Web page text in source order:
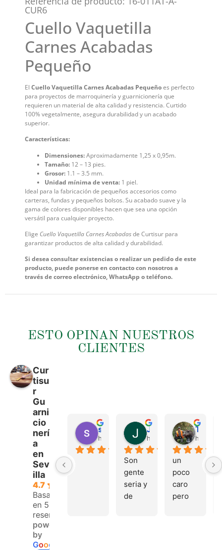
CUR6
Cuello Vaquetilla
Carnes Acabadas
Pequeño
El Cuello Vaquetilla Carnes Acabadas Pequeñoes perfecto
para proyectos de marroquinería y guarnicionería que
requieren un material de alta calidad y resistencia. Curtido
100% vegetalmente, asegura durabilidad y un acabado
superior.
Características:
Dimensiones:Aproximadamente 1,25 x 0,95m.
Tamaño: 12 – 13 pies.
Grosor: 1.1 – 3.5 mm.
Unidad mínima de venta: 1 piel.
Ideal para la fabricación de pequeños accesorios como
carteras, fundas y pequeños bolsos. Su acabado suave y la
gama de colores disponibles hacen que sea una opción
versátil para cualquier proyecto.
Elige Cuello Vaquetilla Carnes Acabadasde Curtisur para
garantizar productos de alta calidad y durabilidad.
Si desea consultar existencias o realizar un pedido de este
producto, puede ponerse en contacto con nosotros a
través de correo electrónico, WhatsApp o teléfono.
ESTO OPINAN NUESTROS
CLIENTES
Cur
tisu
r
Gu
arni
cio
nerí
a
en
Sev
illa
4.7
Basado
en 53
reseñas.
powered
by
Goog
hace 4 meses hace 4 meses
Son
gente
seria y
de
hace 4
un
poco
caro
pero